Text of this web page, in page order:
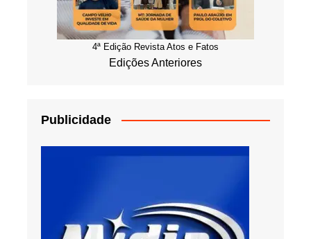
4ª Edição Revista Atos e Fatos
Edições Anteriores
Publicidade